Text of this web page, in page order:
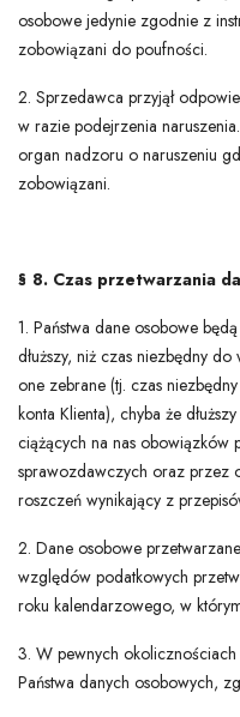
osobowe jedynie zgodnie z
zobowiązani do poufności.
2. Sprzedawca przyjął
w razie podejrzenia
organ nadzoru o naruszeniu
zobowiązani.
§ 8. Czas przetwarzania
1. Państwa dane osobowe
dłuższy, niż czas niezbędny
one zebrane (tj. czas
konta Klienta), chyba że
ciążących na nas obowiązków
sprawozdawczych oraz przez
roszczeń wynikający z
2. Dane osobowe
względów podatkowych
roku kalendarzowego, w
3. W pewnych
Państwa danych osobowych,